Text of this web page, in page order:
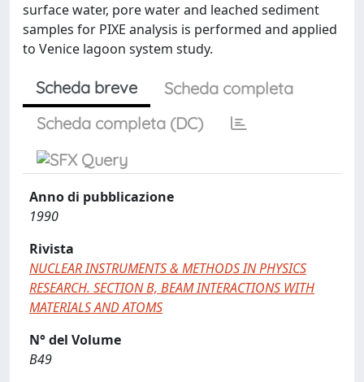
surface water, pore water and leached sediment
samples for PIXE analysis is performed and applied
to Venice lagoon system study.
Scheda breve
Scheda completa
Scheda completa (DC)
Anno di pubblicazione
1990
Rivista
NUCLEAR INSTRUMENTS & METHODS IN PHYSICS
RESEARCH. SECTION B, BEAM INTERACTIONS WITH
MATERIALS AND ATOMS
N° del Volume
B49